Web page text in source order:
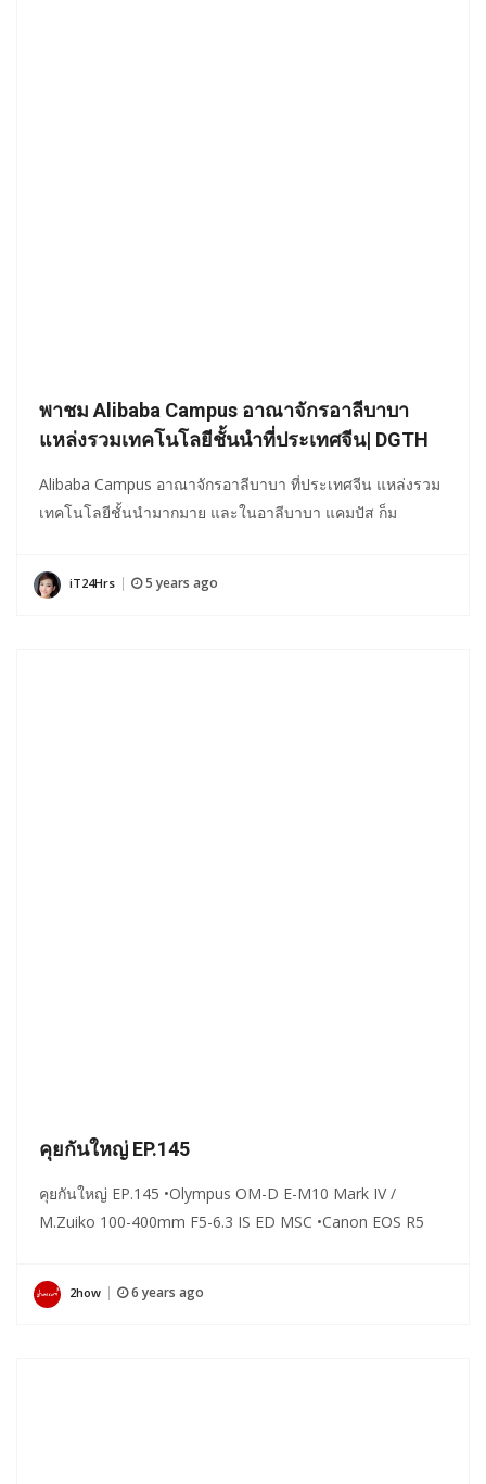
พาชม Alibaba Campus อาณาจักรอาลีบาบา
แหล่งรวมเทคโนโลยีชั้นนำที่ประเทศจีน| DGTH
Alibaba Campus อาณาจักรอาลีบาบา ที่ประเทศจีน แหล่งรวม
เทคโนโลยีชั้นนำมากมาย และในอาลีบาบา แคมปัส ก็ม
iT24Hrs 5 years ago
คุยกันใหญ่ EP.145
คุยกันใหญ่ EP.145 •Olympus OM-D E-M10 Mark IV /
M.Zuiko 100-400mm F5-6.3 IS ED MSC •Canon EOS R5
2how 6 years ago